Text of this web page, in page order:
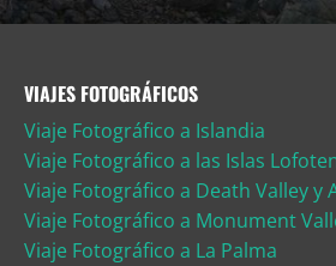
VIAJES FOTOGRÁFICOS
Viaje Fotográfico a Islandia
Viaje Fotográfico a las Islas
Viaje Fotográfico a Death Valley y
Viaje Fotográfico a Monument
Viaje Fotográfico a La Palma